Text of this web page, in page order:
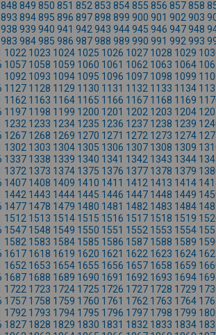
848 849 850 851 852 853 854855 856 857858
893 894895 896 897898 899 900 901 902 903
938 939 940 941 942 943 944945 946 947948
983 984985 986 987988 989 990 991 992 993
1022 1023 1024 1025 1026 1027 1028 1029
1057 1058 1059 1060 1061 1062 1063 1064
1092 1093 1094 1095 1096 1097 1098 1099
1127 1128 1129 1130 1131 1132 1133 1134
1162 1163 1164 1165 1166 1167 1168 1169
1197 1198 1199 1200 1201 1202 1203 1204
1232 1233 1234 1235 1236 1237 1238 1239
1267 1268 1269 1270 1271 1272 1273 1274
1302 1303 1304 1305 1306 1307 1308 1309
1337 1338 1339 1340 1341 1342 1343 1344
1372 1373 1374 1375 1376 1377 1378 1379
1407 1408 1409 1410 1411 1412 1413 1414
1442 1443 1444 1445 1446 1447 1448 1449
1477 1478 1479 1480 1481 1482 1483 1484
1512 1513 1514 1515 1516 1517 1518 1519
1547 1548 1549 1550 1551 1552 1553 1554
1582 1583 1584 1585 1586 1587 1588 1589
1617 1618 1619 1620 1621 1622 1623 1624
1652 1653 1654 1655 1656 1657 1658 1659
1687 1688 1689 1690 1691 1692 1693 1694
1722 1723 1724 1725 1726 1727 1728 1729
1757 1758 1759 1760 1761 1762 1763 1764
1792 1793 1794 1795 1796 1797 1798 1799
1827 1828 1829 1830 1831 1832 1833 1834